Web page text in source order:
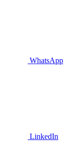
WhatsApp
LinkedIn